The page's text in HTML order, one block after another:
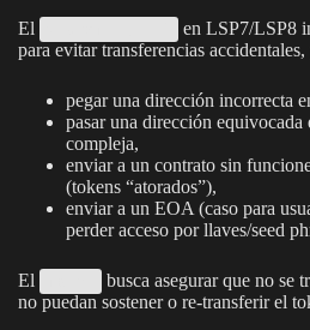
El
en LSP7/LSP8
para evitar transferencias
pegar una dirección incorrecta
pasar una dirección equivocada
compleja,
enviar a un contrato sin
(tokens “atorados”),
enviar a un EOA (caso para
perder acceso por llaves/seed
El
busca asegurar que no se
no puedan sostener o re-transferir el